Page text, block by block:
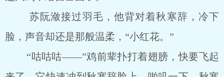
苏阮潋接过羽毛，他背对着秋寒辞，冷下
脸，声音却还是那般温柔，“小红花。”
“咕咕咕――”鸡前辈扑打着翅膀，快要飞起